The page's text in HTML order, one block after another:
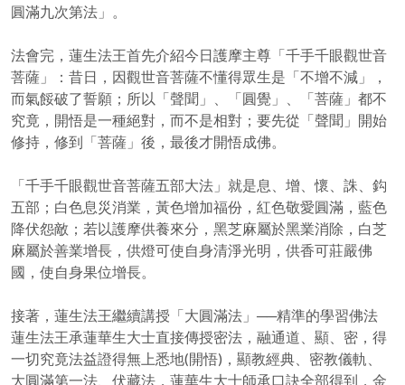
圓滿九次第法」。
法會完，蓮生法王首先介紹今日護摩主尊「千手千眼觀世音
菩薩」：昔日，因觀世音菩薩不懂得眾生是「不增不減」，
而氣餒破了誓願；所以「聲聞」、「圓覺」、「菩薩」都不
究竟，開悟是一種絕對，而不是相對；要先從「聲聞」開始
修持，修到「菩薩」後，最後才開悟成佛。
「千手千眼觀世音菩薩五部大法」就是息、增、懷、誅、鈎
五部；白色息災消業，黃色增加福份，紅色敬愛圓滿，藍色
降伏怨敵；若以護摩供養來分，黑芝麻屬於黑業消除，白芝
麻屬於善業增長，供燈可使自身清淨光明，供香可莊嚴佛
國，使自身果位增長。
接著，蓮生法王繼續講授「大圓滿法」──精準的學習佛法
蓮生法王承蓮華生大士直接傳授密法，融通道、顯、密，得
一切究竟法益證得無上悉地(開悟)，顯教經典、密教儀軌、
大圓滿第一法、伏藏法，蓮華生大士師承口訣全部得到，金